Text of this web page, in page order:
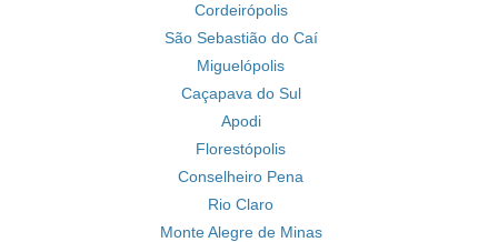
Cordeirópolis
São Sebastião do Caí
Miguelópolis
Caçapava do Sul
Apodi
Florestópolis
Conselheiro Pena
Rio Claro
Monte Alegre de Minas